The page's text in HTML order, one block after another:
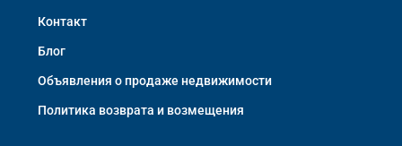
Контакт
Блог
Объявления о продаже недвижимости
Политика возврата и возмещения